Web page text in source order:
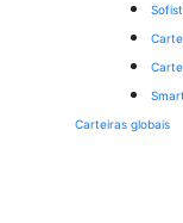
Carteiras globais